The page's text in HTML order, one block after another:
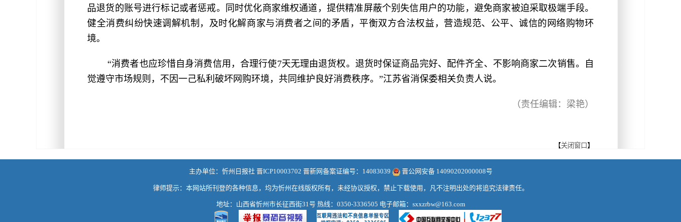
品退货的账号进行标记或者惩戒。同时优化商家维权通道，提供精准屏蔽个别失信用户的功能，避免商家被迫采取极端手段。
健全消费纠纷快速调解机制，及时化解商家与消费者之间的矛盾，平衡双方合法权益，营造规范、公平、诚信的网络购物环
境。
“消费者也应珍惜自身消费信用，合理行使7天无理由退货权。退货时保证商品完好、配件齐全、不影响商家二次销售。自
觉遵守市场规则，不因一己私利破坏网购环境，共同维护良好消费秩序。”江苏省消保委相关负责人说。
（责任编辑：梁艳）
【关闭窗口 】
主办单位：忻州日报社 晋ICP10003702 晋新网备案证编号：14083039 晋公网安备 14090202000008号
律师提示：本网站所刊登的各种信息，均为忻州在线版权所有，未经协议授权，禁止下载使用，凡不注明出处的将追究法律责任。
地址：山西省忻州市长征西街31号 热线：0350-3336505 电子邮箱：sxxzrbw@163.com